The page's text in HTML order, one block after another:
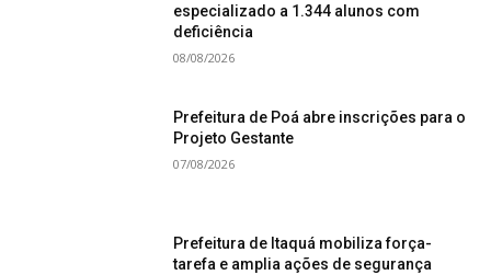
especializado a 1.344 alunos com
deficiência
08/08/2026
Prefeitura de Poá abre inscrições para o
Projeto Gestante
07/08/2026
Prefeitura de Itaquá mobiliza força-
tarefa e amplia ações de segurança